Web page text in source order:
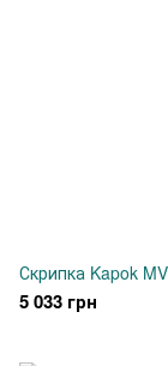
Скрипка Kapok
5 033 грн